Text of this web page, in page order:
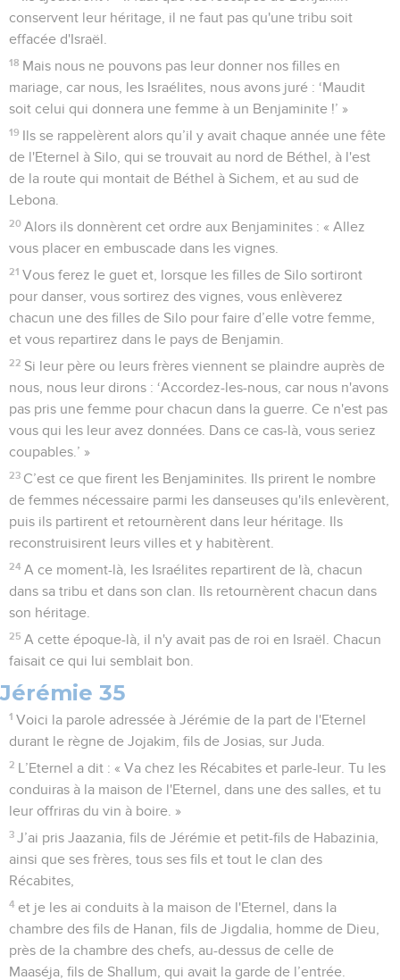
conservent leur héritage, il ne faut pas qu'une tribu soit
effacée d'Israël.
18 Mais nous ne pouvons pas leur donner nos filles en
mariage, car nous, les Israélites, nous avons juré : ‘Maudit
soit celui qui donnera une femme à un Benjaminite !’ »
19 Ils se rappelèrent alors qu’il y avait chaque année une fête
de l'Eternel à Silo, qui se trouvait au nord de Béthel, à l'est
de la route qui montait de Béthel à Sichem, et au sud de
Lebona.
20 Alors ils donnèrent cet ordre aux Benjaminites : « Allez
vous placer en embuscade dans les vignes.
21 Vous ferez le guet et, lorsque les filles de Silo sortiront
pour danser, vous sortirez des vignes, vous enlèverez
chacun une des filles de Silo pour faire d’elle votre femme,
et vous repartirez dans le pays de Benjamin.
22 Si leur père ou leurs frères viennent se plaindre auprès de
nous, nous leur dirons : ‘Accordez-les-nous, car nous n'avons
pas pris une femme pour chacun dans la guerre. Ce n'est pas
vous qui les leur avez données. Dans ce cas-là, vous seriez
coupables.’ »
23 C’est ce que firent les Benjaminites. Ils prirent le nombre
de femmes nécessaire parmi les danseuses qu'ils enlevèrent,
puis ils partirent et retournèrent dans leur héritage. Ils
reconstruisirent leurs villes et y habitèrent.
24 A ce moment-là, les Israélites repartirent de là, chacun
dans sa tribu et dans son clan. Ils retournèrent chacun dans
son héritage.
25 A cette époque-là, il n'y avait pas de roi en Israël. Chacun
faisait ce qui lui semblait bon.
Jérémie 35
1 Voici la parole adressée à Jérémie de la part de l'Eternel
durant le règne de Jojakim, fils de Josias, sur Juda.
2 L’Eternel a dit : « Va chez les Récabites et parle-leur. Tu les
conduiras à la maison de l'Eternel, dans une des salles, et tu
leur offriras du vin à boire. »
3 J’ai pris Jaazania, fils de Jérémie et petit-fils de Habazinia,
ainsi que ses frères, tous ses fils et tout le clan des
Récabites,
4 et je les ai conduits à la maison de l'Eternel, dans la
chambre des fils de Hanan, fils de Jigdalia, homme de Dieu,
près de la chambre des chefs, au-dessus de celle de
Maaséja, fils de Shallum, qui avait la garde de l’entrée.